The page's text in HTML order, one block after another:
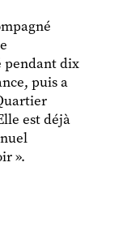
pendant dix
puis a
est déjà
».